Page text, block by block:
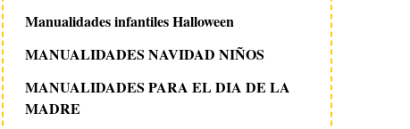
Manualidades infantiles Halloween
MANUALIDADES NAVIDAD NIÑOS
MANUALIDADES PARA EL DIA DE LA
MADRE